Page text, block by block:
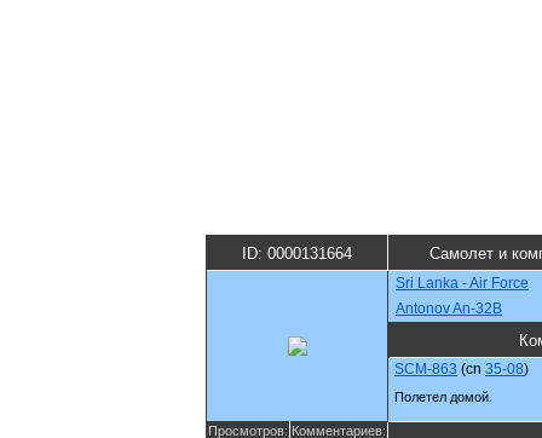
ID: 0000131664 Самолет и
Sri Lanka - Air Force
Antonov An-32B
SCM-863 (cn 35-08)
Полетел домой.
Просмотров: Комментариев: